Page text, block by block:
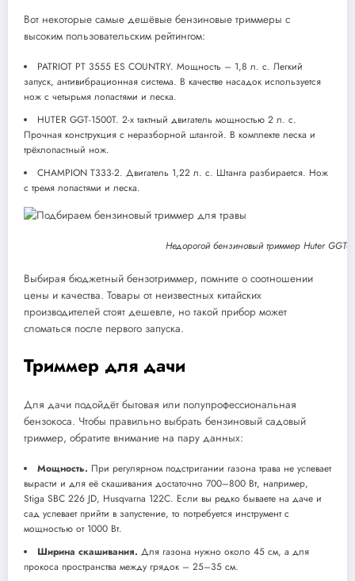
Вот некоторые самые дешёвые бензиновые триммеры с
высоким пользовательским рейтингом:
PATRIOT PT 3555 ES COUNTRY. Мощность – 1,8 л. с. Легкий
запуск, антивибрационная система. В качестве насадок используется
нож с четырьмя лопастями и леска.
HUTER GGT-1500T. 2-х тактный двигатель мощностью 2 л. с.
Прочная конструкция с неразборной штангой. В комплекте леска и
трёхлопастный нож.
CHAMPION T333-2. Двигатель 1,22 л. с. Штанга разбирается. Нож
с тремя лопастями и леска.
Недорогой бензиновый триммер Huter GGT-
Выбирая бюджетный бензотриммер, помните о соотношении
цены и качества. Товары от неизвестных китайских
производителей стоят дешевле, но такой прибор может
сломаться после первого запуска.
Триммер для дачи
Для дачи подойдёт бытовая или полупрофессиональная
бензокоса. Чтобы правильно выбрать бензиновый садовый
триммер, обратите внимание на пару данных:
Мощность. При регулярном подстригании газона трава не успевает
вырасти и для её скашивания достаточно 700–800 Вт, например,
Stiga SBC 226 JD, Husqvarna 122C. Если вы редко бываете на даче и
сад успевает прийти в запустение, то потребуется инструмент с
мощностью от 1000 Вт.
Ширина скашивания. Для газона нужно около 45 см, а для
прокоса пространства между грядок – 25–35 см.